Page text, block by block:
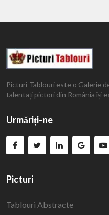
Picturi-Tablouri este o Galerie
talentați pictori din România își
Urmăriți-ne
Picturi
Tablouri Abstracte